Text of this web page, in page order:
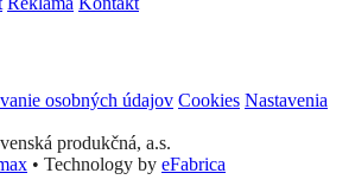
osobných údajov Cookies Nastavenia
produkčná, a.s.
• Technology by eFabrica